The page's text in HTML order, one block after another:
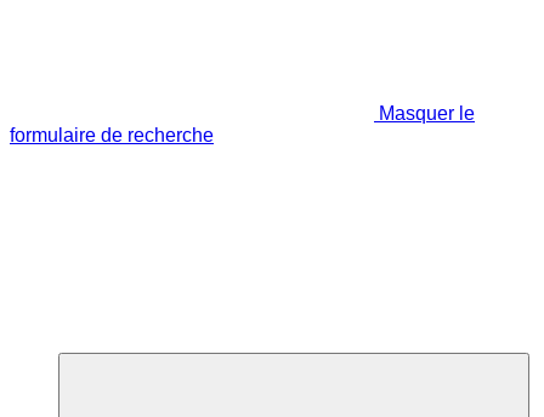
Masquer le
formulaire de recherche